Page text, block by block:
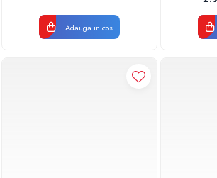
Adauga in cos